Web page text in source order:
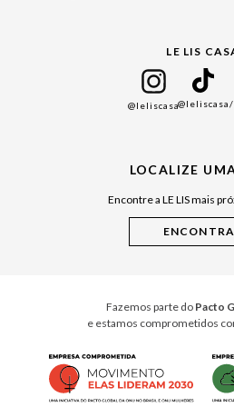
Cuidados Casa
LE LIS
@leliscasa@leliscasa/
LOCALIZE
Encontre a LE LIS mais
Fazemos parte do Pacto
e estamos comprometidos